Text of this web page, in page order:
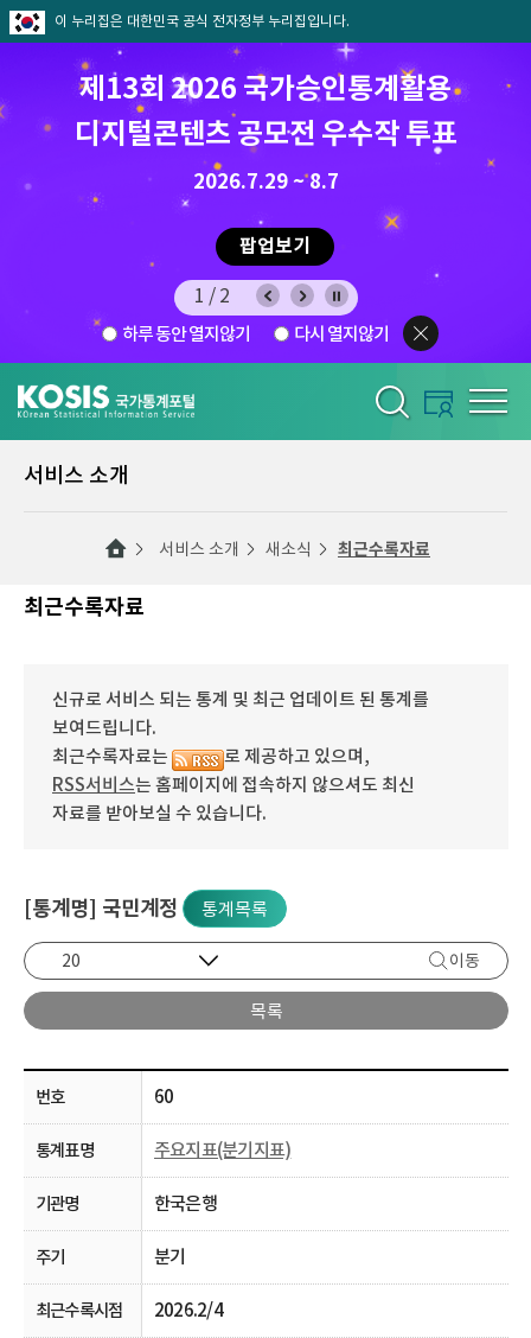
이 누리집은 대한민국 공식 전자정부 누리집입니다.
제13회 2026 국가승인통계활용
디지털콘텐츠 공모전 우수작 투표
2026.7.29 ~ 8.7
팝업보기
8.7.(금) ~ 8.21.(금)
1/2
하루 동안 열지않기 다시 열지않기
서비스 소개
서비스 소개 새소식 최근수록자료
최근수록자료
신규로 서비스 되는 통계 및 최근 업데이트 된 통계를
보여드립니다.
최근수록자료는
로 제공하고 있으며,
RSS서비스는 홈페이지에 접속하지 않으셔도 최신
자료를 받아보실 수 있습니다.
[통계명] 국민계정 통계목록
이동
목록
60
주요지표(분기지표)
한국은행
분기
2026.2/4